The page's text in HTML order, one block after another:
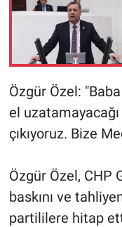
Özgür Özel:
el
çıkıyoruz. Bize
Özgür Özel, CHP
baskını ve
partililere hitap